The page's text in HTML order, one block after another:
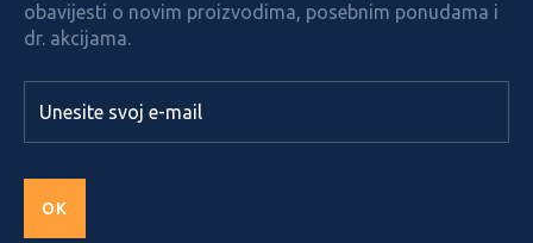
obavijesti o novim proizvodima, posebnim ponudama i
dr. akcijama.
OK